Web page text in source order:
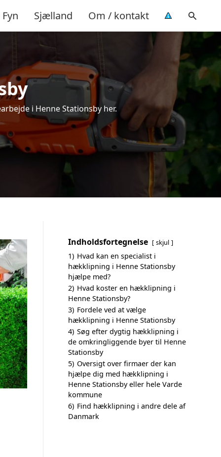
Fyn Sjælland Om / kontakt
i Henne Stationsby her.
Indholdsfortegnelse skjul
1) Hvad kan en specialist i
hækklipning i Henne Stationsby
hjælpe med?
2) Hvad koster en hækklipning i
Henne Stationsby?
3) Fordele ved at vælge
hækklipning i Henne Stationsby
4) Søg efter dygtig hækklipning i
de omkringliggende byer til Henne
Stationsby
5) Oversigt over firmaer der kan
hjælpe dig med hækklipning i
Henne Stationsby eller hele Varde
kommune
6) Find hækklipning i andre dele af
Danmark